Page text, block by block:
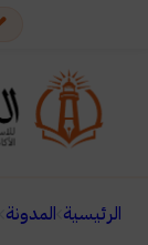
الرئيسية المدونة